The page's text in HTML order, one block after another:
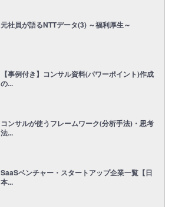
元社員が語るNTTデータ(3) ～福利厚生～
【事例付き】コンサル資料(パワーポイント)作成
の...
コンサルが使うフレームワーク(分析手法)・思考
法...
SaaSベンチャー・スタートアップ企業一覧【日
本...